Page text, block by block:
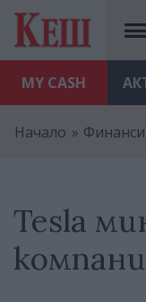
MY CASH
Начало Финанси
Tesla